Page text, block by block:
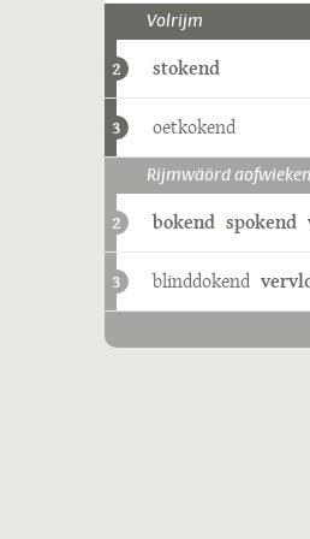
Volrijm
2 stokend
3 oetkokend
Rijmwäörd
2 bokend spokend
3 blinddokend